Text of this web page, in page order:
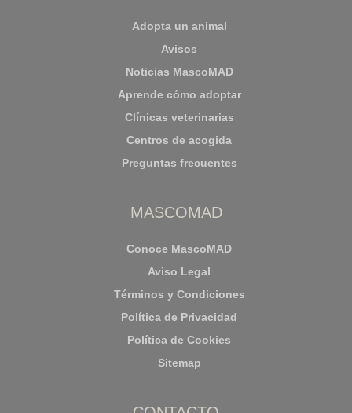
Adopta un animal
Avisos
Noticias MascoMAD
Aprende cómo adoptar
Clínicas veterinarias
Centros de acogida
Preguntas frecuentes
MASCOMAD
Conoce MascoMAD
Aviso Legal
Términos y Condiciones
Política de Privacidad
Política de Cookies
Sitemap